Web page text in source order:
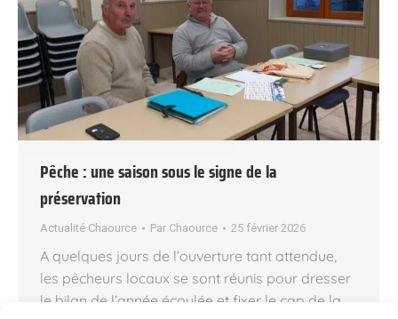
Pêche : une saison sous le signe de la
préservation
Actualité Chaource Par Chaource 25 février 2026
A quelques jours de l’ouverture tant attendue,
les pêcheurs locaux se sont réunis pour dresser
le bilan de l’année écoulée et fixer le cap de la